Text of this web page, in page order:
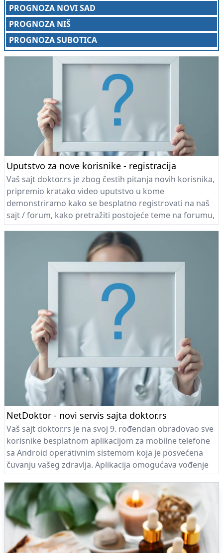
PROGNOZA NOVI SAD
PROGNOZA NIŠ
PROGNOZA SUBOTICA
Uputstvo za nove korisnike - registracija
Vaš sajt doktor.rs je zbog čestih pitanja novih korisnika,
pripremio kratako video uputstvo u kome
demonstriramo kako se besplatno registrovati na naš
sajt / forum, kako pretražiti postojeće teme na forumu,
kako postaviti pitanje i kako poslati odgovor... Naravno
za sve registrovane korisnike sajta omogućeno je i
besplatno korišćenje NetDoktor servisa!
NetDoktor - novi servis sajta doktor.rs
Vaš sajt doktor.rs je na svoj 9. rođendan obradovao sve
korisnike besplatnom aplikacijom za mobilne telefone
sa Android operativnim sistemom koja je posvećena
čuvanju vašeg zdravlja. Aplikacija omogućava vođenje
dnevnika telesne težine, fizičkih aktivnosti, krvnog
pritiska, šećera u krvi, uzimanja medikamenata, kao i
pronalaženje medicinskih ustanova u vašoj blizini na 2D
mapi ali i revolucionarnoj 3D layar mapi. Takođe postoji
i web verzija aplikacije, a korišćenje je potpuno
besplatno - pogledajte NetDoktor servis ovde!